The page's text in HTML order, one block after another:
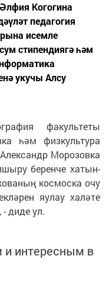
Когогина
педагогия
исемле
стипендиягә һәм
укучы Алсу
факультеты
ка һәм физкультура
Александр Морозовка
беренче хатын-
космоска очу
яулау халәте
диде ул.
интересным в